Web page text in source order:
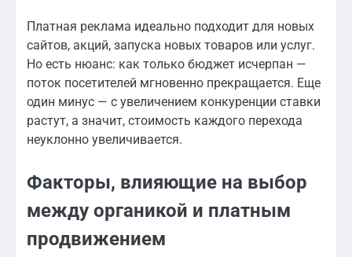
Платная реклама идеально подходит для новых
сайтов, акций, запуска новых товаров или услуг.
Но есть нюанс: как только бюджет исчерпан —
поток посетителей мгновенно прекращается. Еще
один минус — с увеличением конкуренции ставки
растут, а значит, стоимость каждого перехода
неуклонно увеличивается.
Факторы, влияющие на выбор
между органикой и платным
продвижением